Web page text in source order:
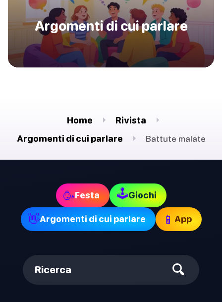
Argomenti di cui parlare
Home
Rivista
Argomenti di cui parlare
Battute malate
🥳Festa 🕹Giochi
👋Argomenti di cui parlare 📱 App
Ricerca